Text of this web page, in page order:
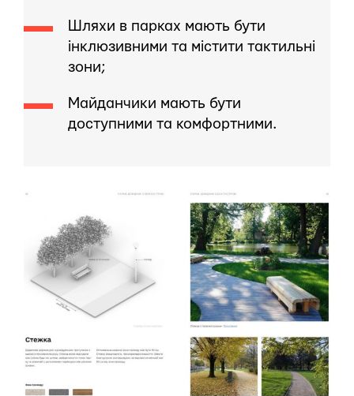
Шляхи в парках мають бути
інклюзивними та містити тактильні
зони;
Майданчики мають бути
доступними та комфортними.